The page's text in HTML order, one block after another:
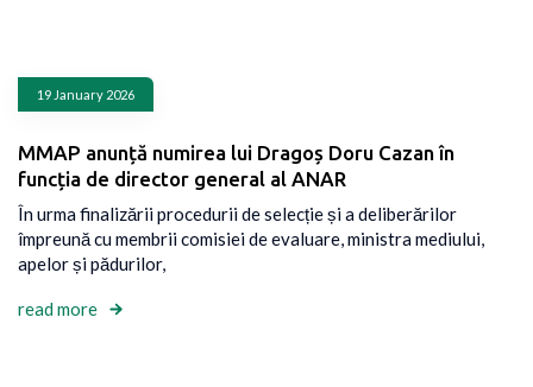
19 January 2026
MMAP anunță numirea lui Dragoș Doru Cazan în
funcția de director general al ANAR
În urma finalizării procedurii de selecție și a deliberărilor
împreună cu membrii comisiei de evaluare, ministra mediului,
apelor și pădurilor,
read more